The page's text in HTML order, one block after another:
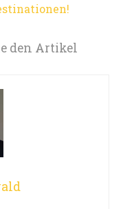
den Artikel